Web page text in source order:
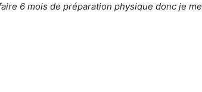
6 mois de préparation physique donc je me